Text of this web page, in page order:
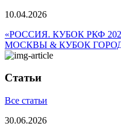
10.04.2026
«РОССИЯ. КУБОК РКФ
МОСКВЫ & КУБОК
Статьи
Все статьи
30.06.2026